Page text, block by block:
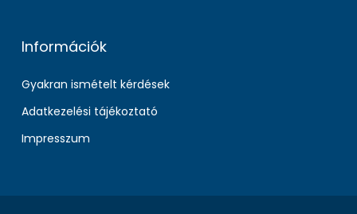
Információk
Gyakran ismételt kérdések
Adatkezelési tájékoztató
Impresszum